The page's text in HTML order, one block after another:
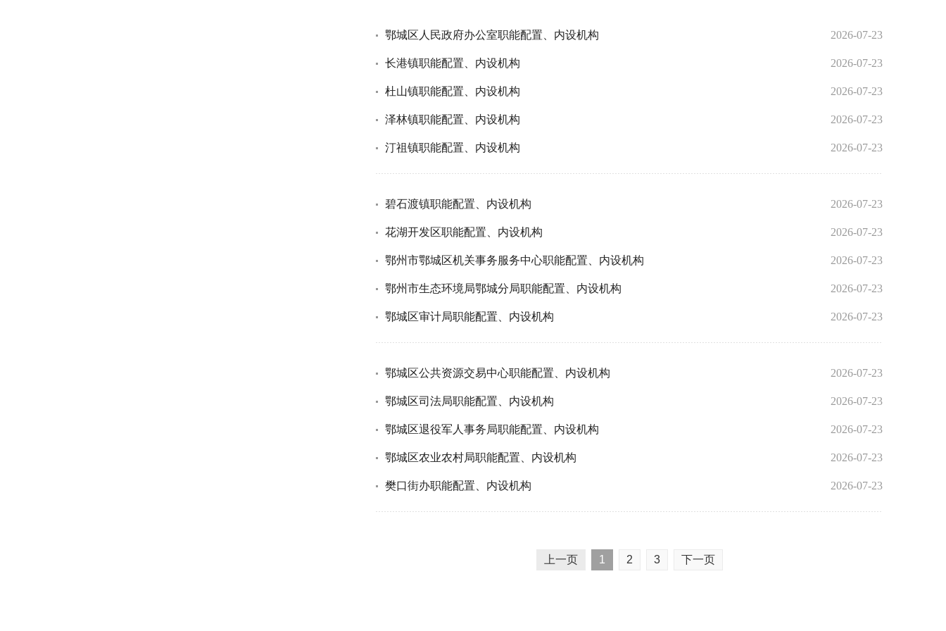
鄂城区人民政府办公室职能配置、内设机构 2026-07-23
长港镇职能配置、内设机构 2026-07-23
杜山镇职能配置、内设机构 2026-07-23
泽林镇职能配置、内设机构 2026-07-23
汀祖镇职能配置、内设机构 2026-07-23
碧石渡镇职能配置、内设机构 2026-07-23
花湖开发区职能配置、内设机构 2026-07-23
鄂州市鄂城区机关事务服务中心职能配置、内设机构 2026-07-23
鄂州市生态环境局鄂城分局职能配置、内设机构 2026-07-23
鄂城区审计局职能配置、内设机构 2026-07-23
鄂城区公共资源交易中心职能配置、内设机构 2026-07-23
鄂城区司法局职能配置、内设机构 2026-07-23
鄂城区退役军人事务局职能配置、内设机构 2026-07-23
鄂城区农业农村局职能配置、内设机构 2026-07-23
樊口街办职能配置、内设机构 2026-07-23
上一页 1 2 3 下一页